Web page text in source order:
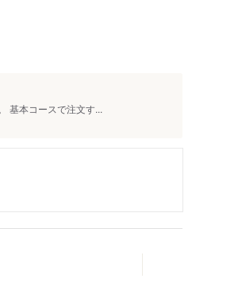
基本コースで注文す...